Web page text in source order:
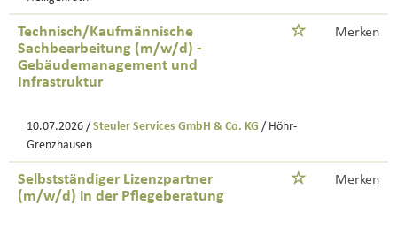
Technisch/Kaufmännische
Sachbearbeitung (m/w/d) -
Gebäudemanagement und
Infrastruktur
Merken
10.07.2026 / Steuler Services GmbH & Co. KG / Höhr-
Grenzhausen
Selbstständiger Lizenzpartner
(m/w/d) in der Pflegeberatung
Merken